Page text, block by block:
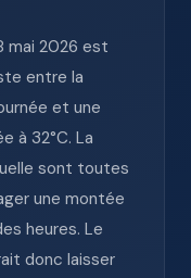
mai 2026 est
entre la
et une
à 32°C. La
sont toutes
une montée
heures. Le
donc laisser